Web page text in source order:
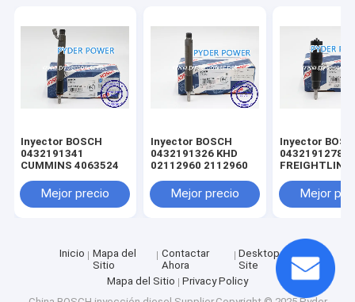
Inyector BOSCH
0432191341
CUMMINS 4063524
Mejor precio
Inyector BOSCH
0432191326 KHD
02112960 2112960
Mejor precio
Inyector
0432191278
MINSK
MERCEDES-
A0050177721
0050177721
A0060172221
0060172221
Mejor
Inicio
Mapa del
Sitio
Contactar
Ahora
Desktop
Site
Mapa del Sitio
Privacy Policy